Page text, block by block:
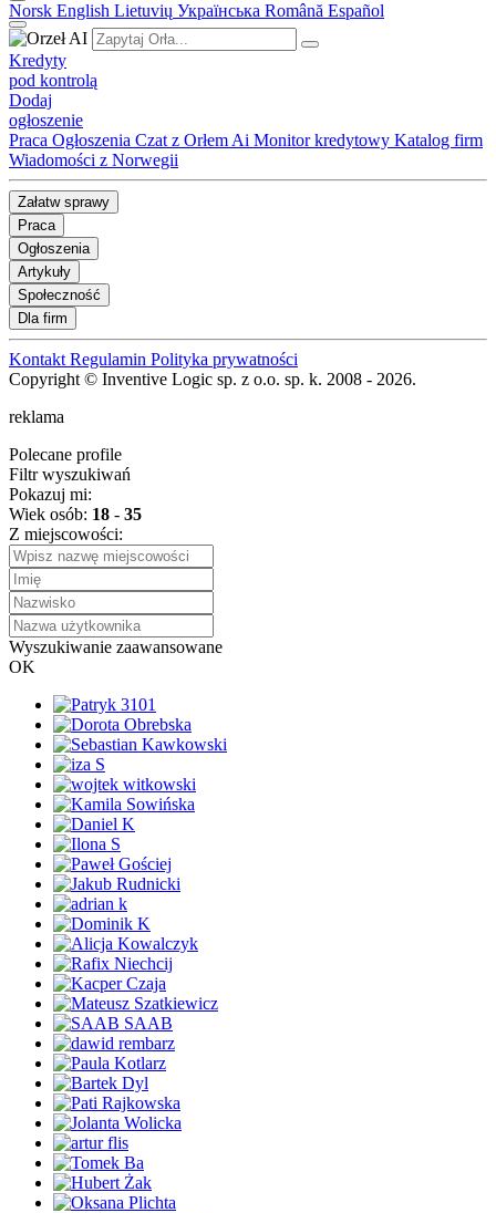
Norsk English Lietuvių Українська Română Español
Kredyty
pod kontrolą
Dodaj
ogłoszenie
Praca Ogłoszenia Czat z Orłem Ai Monitor kredytowy Katalog firm
Wiadomości z Norwegii
Załatw sprawy
Praca
Ogłoszenia
Artykuły
Społeczność
Dla firm
Kontakt Regulamin Polityka prywatności
Copyright © Inventive Logic sp. z o.o. sp. k. 2008 - 2026.
reklama
Polecane profile
Filtr wyszukiwań
Pokazuj mi:
Wiek osób: 18 - 35
Z miejscowości:
Wyszukiwanie zaawansowane
OK